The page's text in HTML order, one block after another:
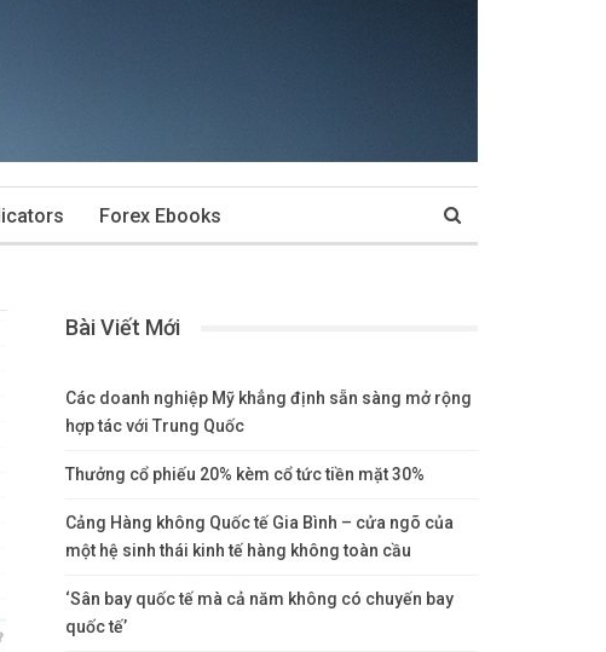
Forex Ebooks
Bài Viết Mới
Các doanh nghiệp Mỹ khẳng định sẵn sàng mở rộng
hợp tác với Trung Quốc
Thưởng cổ phiếu 20% kèm cổ tức tiền mặt 30%
Cảng Hàng không Quốc tế Gia Bình – cửa ngõ của
một hệ sinh thái kinh tế hàng không toàn cầu
‘Sân bay quốc tế mà cả năm không có chuyến bay
quốc tế’